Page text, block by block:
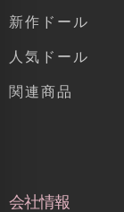
新作ドール
人気ドール
関連商品
会社情報